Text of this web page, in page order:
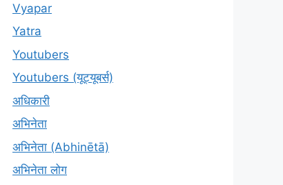
Vyapar
Yatra
Youtubers
Youtubers (यूट्यूबर्स)
अधिकारी
अभिनेता
अभिनेता (Abhinētā)
अभिनेता लोग